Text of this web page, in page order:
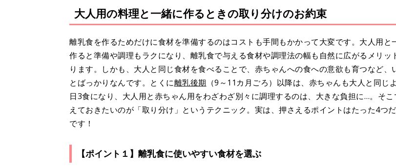
M
u
t
e
大人用の料理と一緒に作るときの取り分けのお約束
離乳食を作るためだけに食材を準備するのはコストも手間もかかって大変です。大人用と
作ると準備や調理もラクになり、離乳食で与える食材や調理法の幅も自然に広がるメリッ
ります。しかも、大人と同じ食材を食べることで、赤ちゃんへの食への意欲も育つなど、
とばっかりなんです。とくに離乳後期 （9～11カ月ごろ）以降は、赤ちゃんも大人と同じ
日3食になり、大人用と赤ちゃん用をわざわざ別々に調理するのは、大きな負担に…。そこ
えておきたいのが「取り分け」というテクニック。実は、押さえるポイントはたった4つ
です！
【ポイント１】離乳食に使いやすい食材を選ぶ